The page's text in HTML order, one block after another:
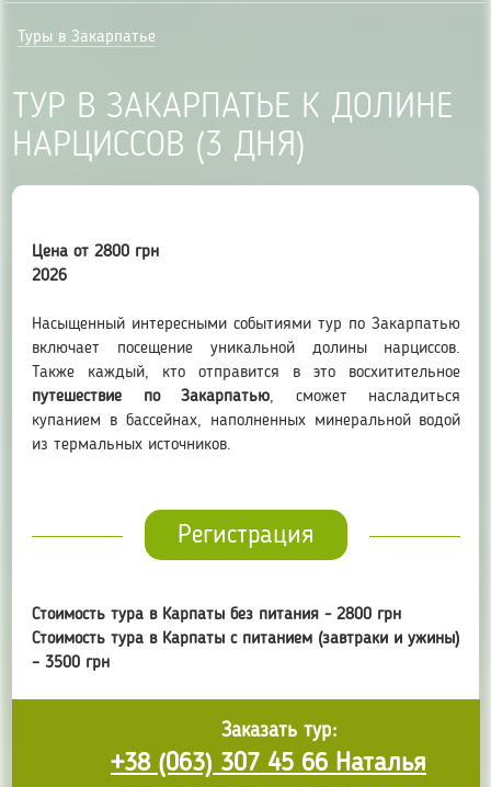
Туры в Закарпатье
ТУР В ЗАКАРПАТЬЕ К ДОЛИНЕ
НАРЦИССОВ (3 ДНЯ)
Цена от 2800 грн
2026
Насыщенный интересными событиями тур по Закарпатью
включает посещение уникальной долины нарциссов.
Также каждый, кто отправится в это восхитительное
путешествие по Закарпатью, сможет насладиться
купанием в бассейнах, наполненных минеральной водой
из термальных источников.
Регистрация
Стоимость тура в Карпаты без питания - 2800 грн
Стоимость тура в Карпаты с питанием (завтраки и ужины)
– 3500 грн
Заказать тур:
+38 (063) 307 45 66 Наталья